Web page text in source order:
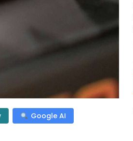
Google AI